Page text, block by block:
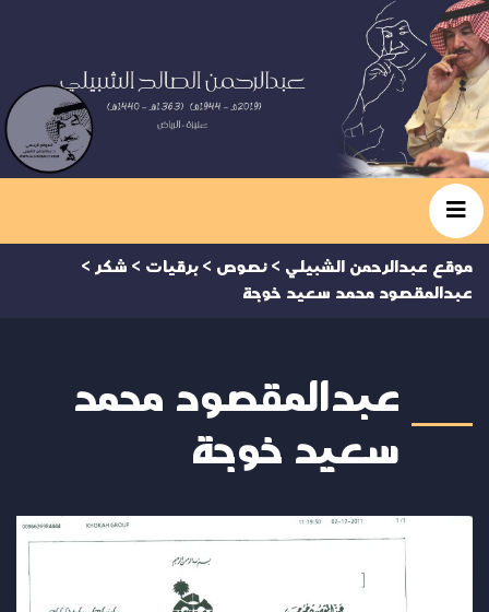
موقع عبدالرحمن الشبيلي > نصوص > برقيات > شكر >
عبدالمقصود محمد سعيد خوجة
عبدالمقصود محمد
سعيد خوجة